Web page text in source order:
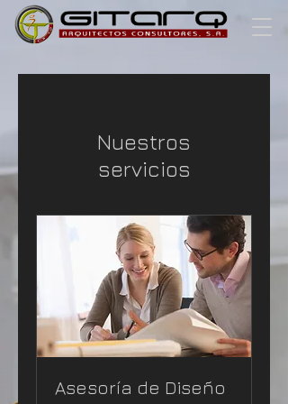
Nuestros
servicios
Asesoría de Diseño